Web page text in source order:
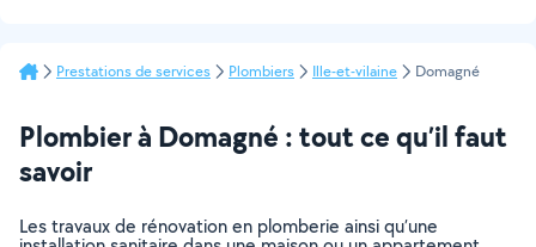
Prestations de services Plombiers Ille-et-vilaine Domagné
Plombier à Domagné : tout ce qu’il faut
savoir
Les travaux de rénovation en plomberie ainsi qu’une